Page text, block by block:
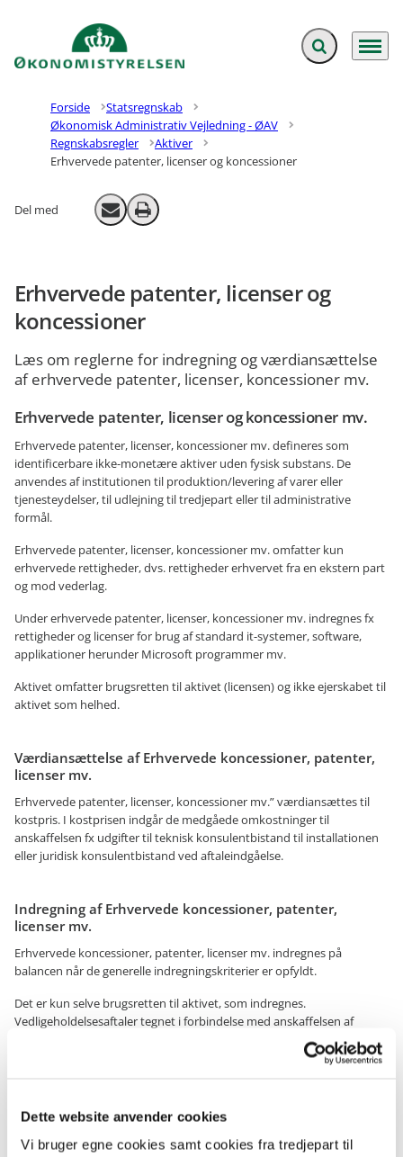
Dette website anvender cookies
Vi bruger egne cookies samt cookies fra tredjepart til
Gå til forsiden Fold søgefelt ud
Menu
Forside
Statsregnskab
Økonomisk Administrativ Vejledning - ØAV
Regnskabsregler
Aktiver
Erhvervede patenter, licenser og koncessioner
Del med Send email
Print
Erhvervede patenter, licenser og
koncessioner
Læs om reglerne for indregning og værdiansættelse
af erhvervede patenter, licenser, koncessioner mv.
Erhvervede patenter, licenser og koncessioner mv.
Erhvervede patenter, licenser, koncessioner mv. defineres som
identificerbare ikke-monetære aktiver uden fysisk substans. De
anvendes af institutionen til produktion/levering af varer eller
tjenesteydelser, til udlejning til tredjepart eller til administrative
formål.
Erhvervede patenter, licenser, koncessioner mv. omfatter kun
erhvervede rettigheder, dvs. rettigheder erhvervet fra en ekstern part
og mod vederlag.
Under erhvervede patenter, licenser, koncessioner mv. indregnes fx
rettigheder og licenser for brug af standard it-systemer, software,
applikationer herunder Microsoft programmer mv.
Aktivet omfatter brugsretten til aktivet (licensen) og ikke ejerskabet til
aktivet som helhed.
Værdiansættelse af Erhvervede koncessioner, patenter,
licenser mv.
Erhvervede patenter, licenser, koncessioner mv.” værdiansættes til
kostpris. I kostprisen indgår de medgåede omkostninger til
anskaffelsen fx udgifter til teknisk konsulentbistand til installationen
eller juridisk konsulentbistand ved aftaleindgåelse.
Indregning af Erhvervede koncessioner, patenter,
licenser mv.
Erhvervede koncessioner, patenter, licenser mv. indregnes på
balancen når de generelle indregningskriterier er opfyldt.
Det er kun selve brugsretten til aktivet, som indregnes.
Vedligeholdelsesaftaler tegnet i forbindelse med anskaffelsen af
brugsretten, indregnes ikke som et aktiv, men udgiftsføres.
Levetider, forbedringer og op- og nedskrivninger mv.